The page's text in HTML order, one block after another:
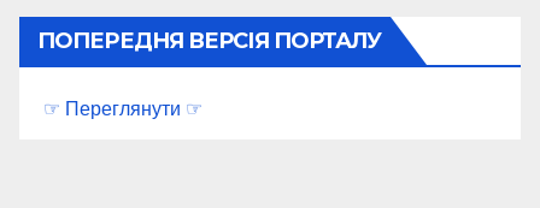
ПОПЕРЕДНЯ ВЕРСІЯ ПОРТАЛУ
☞ Переглянути ☞